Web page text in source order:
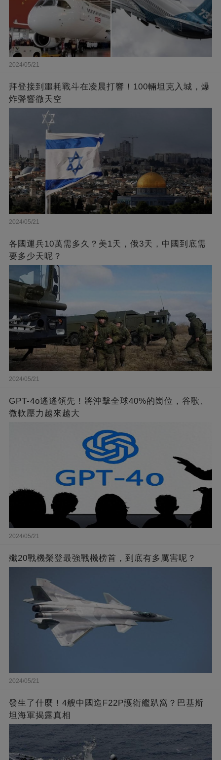
2024/05/21
拜登接到噩耗戰斗在凌晨打響！100輛坦克入城，爆
炸聲響徹天空
2024/05/21
各國運兵10萬需多久？美1天，俄3天，中國到底需
要多少天呢？
2024/05/21
GPT-4o遙遙領先！將沖擊全球40%的崗位，谷歌、
微軟壓力越來越大
2024/05/21
殲20戰機榮登最強戰機榜首，到底有多厲害呢？
2024/05/21
發生了什麼！4艘中國造F22P護衛艦趴窩？巴基斯
坦海軍揭露真相